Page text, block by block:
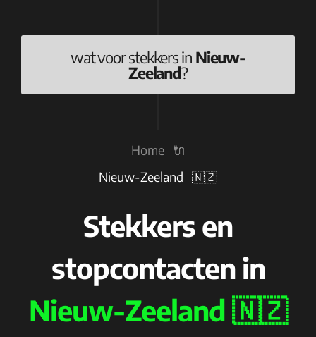
wat voor stekkers in Nieuw-
Zeeland?
Home 🔌
Nieuw-Zeeland 🇳🇿
Stekkers en
stopcontacten in
Nieuw-Zeeland 🇳🇿